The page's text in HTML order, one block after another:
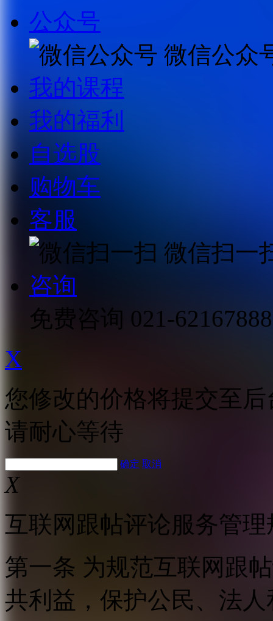
公众号
微信公众
我的课程
我的福利
自选股
购物车
客服
微信扫一
咨询
免费咨询 021-62167888
X
您修改的价格将提交至
请耐心等待
确定 取消
X
互联网跟帖评论服务管理
第一条 为规范互联网跟
共利益，保护公民、法